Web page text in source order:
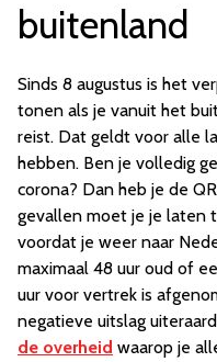
buitenland
Sinds 8 augustus is het
tonen als je vanuit het
reist. Dat geldt voor alle
hebben. Ben je volledig
corona? Dan heb je de
gevallen moet je je laten
voordat je weer naar
maximaal 48 uur oud of
uur voor vertrek is
negatieve uitslag
de overheid waarop je